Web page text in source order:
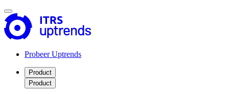
Probeer Uptrends
Product
Product